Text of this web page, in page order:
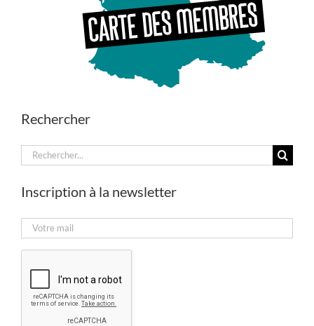
Rechercher
Rechercher:
Inscription à la newsletter